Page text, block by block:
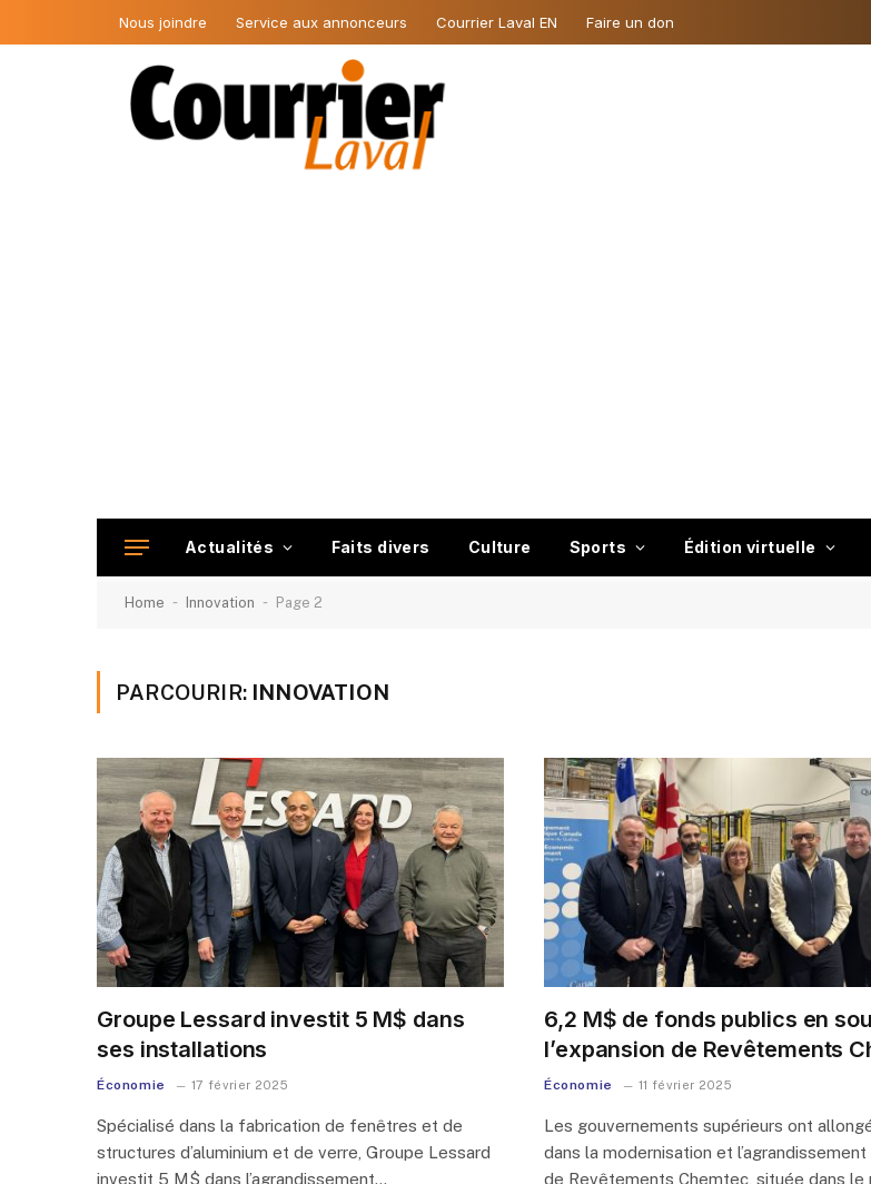
Nous joindre Service aux annonceurs Courrier Laval EN Faire un don
Actualités Faits divers Culture Sports Édition virtuelle
Home - Innovation - Page 2
PARCOURIR: INNOVATION
Groupe Lessard investit 5 M$ dans
ses installations
Économie 17 février 2025
Spécialisé dans la fabrication de fenêtres et de
structures d’aluminium et de verre, Groupe Lessard
investit 5 M$ dans l’agrandissement…
6,2 M$ de fonds publics en
l’expansion de Revêtements
Économie 11 février 2025
Les gouvernements supérieurs ont
dans la modernisation et l’agrandissement
de Revêtements Chemtec, située dans le